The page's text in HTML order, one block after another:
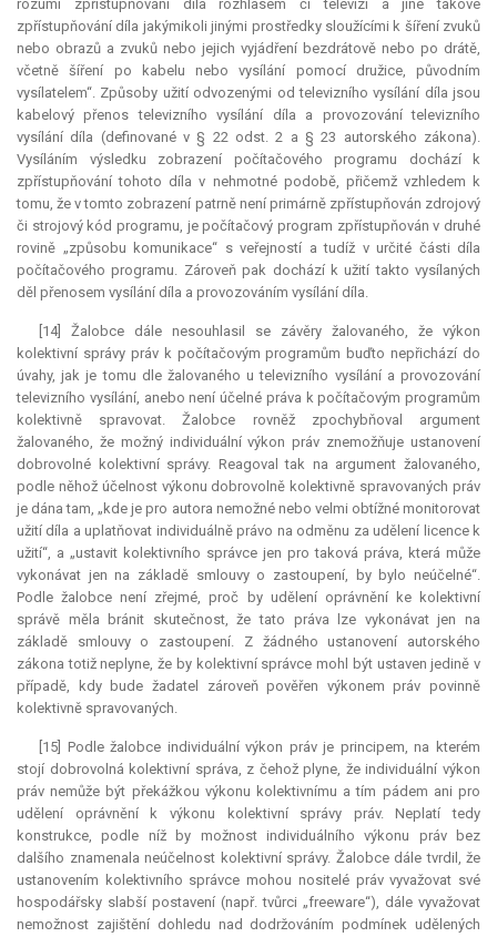
rozumí zpřístupňování díla rozhlasem či televizí a jiné takové
zpřístupňování díla jakýmikoli jinými prostředky sloužícími k šíření zvuků
nebo obrazů a zvuků nebo jejich vyjádření bezdrátově nebo po drátě,
včetně šíření po kabelu nebo vysílání pomocí družice, původním
vysílatelem“. Způsoby užití odvozenými od televizního vysílání díla jsou
kabelový přenos televizního vysílání díla a provozování televizního
vysílání díla (definované v § 22 odst. 2 a § 23 autorského zákona).
Vysíláním výsledku zobrazení počítačového programu dochází k
zpřístupňování tohoto díla v nehmotné podobě, přičemž vzhledem k
tomu, že v tomto zobrazení patrně není primárně zpřístupňován zdrojový
či strojový kód programu, je počítačový program zpřístupňován v druhé
rovině „způsobu komunikace“ s veřejností a tudíž v určité části díla
počítačového programu. Zároveň pak dochází k užití takto vysílaných
děl přenosem vysílání díla a provozováním vysílání díla.
[14] Žalobce dále nesouhlasil se závěry žalovaného, že výkon
kolektivní správy práv k počítačovým programům buďto nepřichází do
úvahy, jak je tomu dle žalovaného u televizního vysílání a provozování
televizního vysílání, anebo není účelné práva k počítačovým programům
kolektivně spravovat. Žalobce rovněž zpochybňoval argument
žalovaného, že možný individuální výkon práv znemožňuje ustanovení
dobrovolné kolektivní správy. Reagoval tak na argument žalovaného,
podle něhož účelnost výkonu dobrovolně kolektivně spravovaných práv
je dána tam, „kde je pro autora nemožné nebo velmi obtížné monitorovat
užití díla a uplatňovat individuálně právo na odměnu za udělení licence k
užití“, a „ustavit kolektivního správce jen pro taková práva, která může
vykonávat jen na základě smlouvy o zastoupení, by bylo neúčelné“.
Podle žalobce není zřejmé, proč by udělení oprávnění ke kolektivní
správě měla bránit skutečnost, že tato práva lze vykonávat jen na
základě smlouvy o zastoupení. Z žádného ustanovení autorského
zákona totiž neplyne, že by kolektivní správce mohl být ustaven jedině v
případě, kdy bude žadatel zároveň pověřen výkonem práv povinně
kolektivně spravovaných.
[15] Podle žalobce individuální výkon práv je principem, na kterém
stojí dobrovolná kolektivní správa, z čehož plyne, že individuální výkon
práv nemůže být překážkou výkonu kolektivnímu a tím pádem ani pro
udělení oprávnění k výkonu kolektivní správy práv. Neplatí tedy
konstrukce, podle níž by možnost individuálního výkonu práv bez
dalšího znamenala neúčelnost kolektivní správy. Žalobce dále tvrdil, že
ustanovením kolektivního správce mohou nositelé práv vyvažovat své
hospodářsky slabší postavení (např. tvůrci „freeware“), dále vyvažovat
nemožnost zajištění dohledu nad dodržováním podmínek udělených